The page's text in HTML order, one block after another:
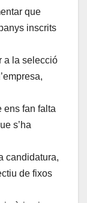
que
inscrits
a la selecció
ens fan falta
s’ha
candidatura,
de fixos